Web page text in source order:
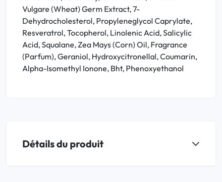
Vulgare (Wheat) Germ Extract, 7-
Dehydrocholesterol, Propyleneglycol Caprylate,
Resveratrol, Tocopherol, Linolenic Acid, Salicylic
Acid, Squalane, Zea Mays (Corn) Oil, Fragrance
(Parfum), Geraniol, Hydroxycitronellal, Coumarin,
Alpha-Isomethyl Ionone, Bht, Phenoxyethanol
Détails du produit